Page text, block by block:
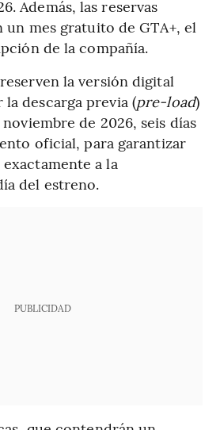
Además, las reservas
mes gratuito de GTA+, el
de la compañía.
la versión digital
descarga previa (pre-load)
de 2026, seis días
oficial, para garantizar
a la
del estreno.
PUBLICIDAD